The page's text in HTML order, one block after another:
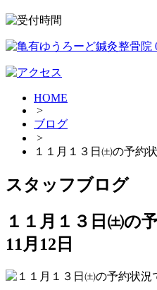
HOME
>
ブログ
>
１１月１３日㈯の予約
スタッフブログ
１１月１３日㈯の
11月12日